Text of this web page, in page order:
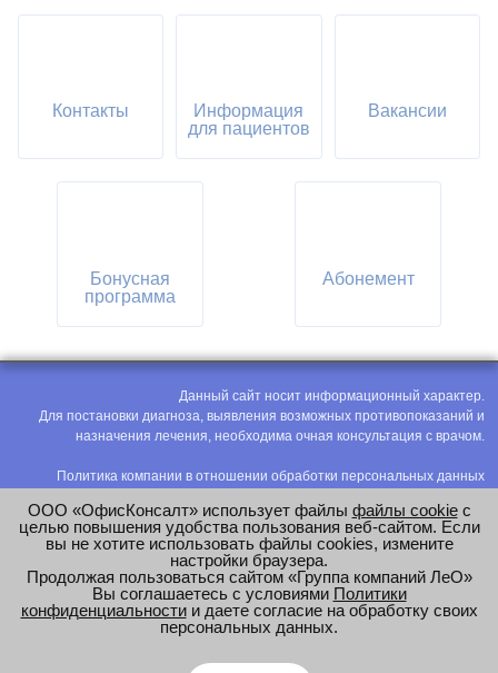
Контакты
Информация
для пациентов
Вакансии
Бонусная
программа
Абонемент
Данный сайт носит информационный характер.
Для постановки диагноза, выявления возможных противопоказаний и
назначения лечения, необходима очная консультация с врачом.
Политика компании в отношении обработки персональных данных
Соглашение на обработку персональных данных
Оценка труда
e-mail:office@modus-leo.ru
ООО «ОфисКонсалт» использует файлы файлы cookieс
целью повышения удобства пользования веб-сайтом. Если
вы не хотите использовать файлы cookies, измените
настройки браузера.
Продолжая пользоваться сайтом «Группа компаний ЛеО»
Вы соглашаетесь с условиями Политики
конфиденциальностии даете согласие на обработку своих
персональных данных.